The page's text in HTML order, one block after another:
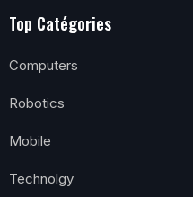
Top Catégories
Computers
Robotics
Mobile
Technolgy